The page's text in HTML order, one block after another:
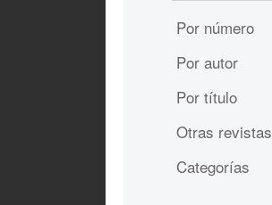
Por número
Por autor
Por título
Otras revistas
Categorías